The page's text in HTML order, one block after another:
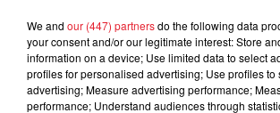
We and our (447) partnersdo the following data
your consent and/or our legitimate interest: Store
information on a device; Use limited data to select
profiles for personalised advertising; Use profiles to
advertising; Measure advertising performance;
performance; Understand audiences through